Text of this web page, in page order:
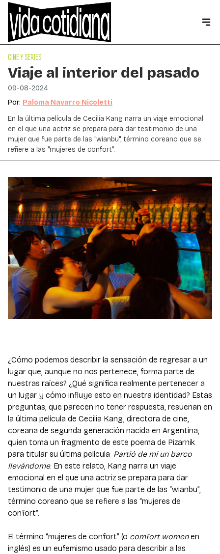
CINE Y SERIES
Viaje al interior del pasado
09-08-2024
Por: Paloma Navarro Nicoletti
En la última película de Cecilia Kang narra un viaje emocional
en el que una actriz se prepara para dar testimonio de una
mujer que fue parte de las "wianbu", término coreano que se
refiere a las "mujeres de confort".
¿Cómo podemos describir la sensación de regresar a un
lugar que, aunque no nos pertenece, forma parte de
nuestras raíces? ¿Qué significa realmente pertenecer a
un lugar y cómo influye esto en nuestra identidad? Estas
preguntas, que parecen no tener respuesta, resuenan en
la última película de Cecilia Kang, directora de cine,
coreana de segunda generación nacida en Argentina,
quien toma un fragmento de este poema de Pizarnik
para titular su última película: Partió de mí un barco
llevándome. En este relato, Kang narra un viaje
emocional en el que una actriz se prepara para dar
testimonio de una mujer que fue parte de las “wianbu”,
término coreano que se refiere a las “mujeres de
confort”.
El término “mujeres de confort” (o comfort womenen
inglés) es un eufemismo usado para describir a las